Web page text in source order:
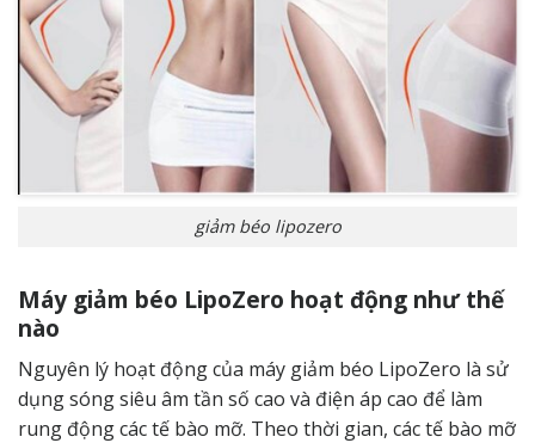
giảm béo lipozero
Máy giảm béo LipoZero hoạt động như thế
nào
Nguyên lý hoạt động của máy giảm béo LipoZero là sử
dụng sóng siêu âm tần số cao và điện áp cao để làm
rung động các tế bào mỡ. Theo thời gian, các tế bào mỡ